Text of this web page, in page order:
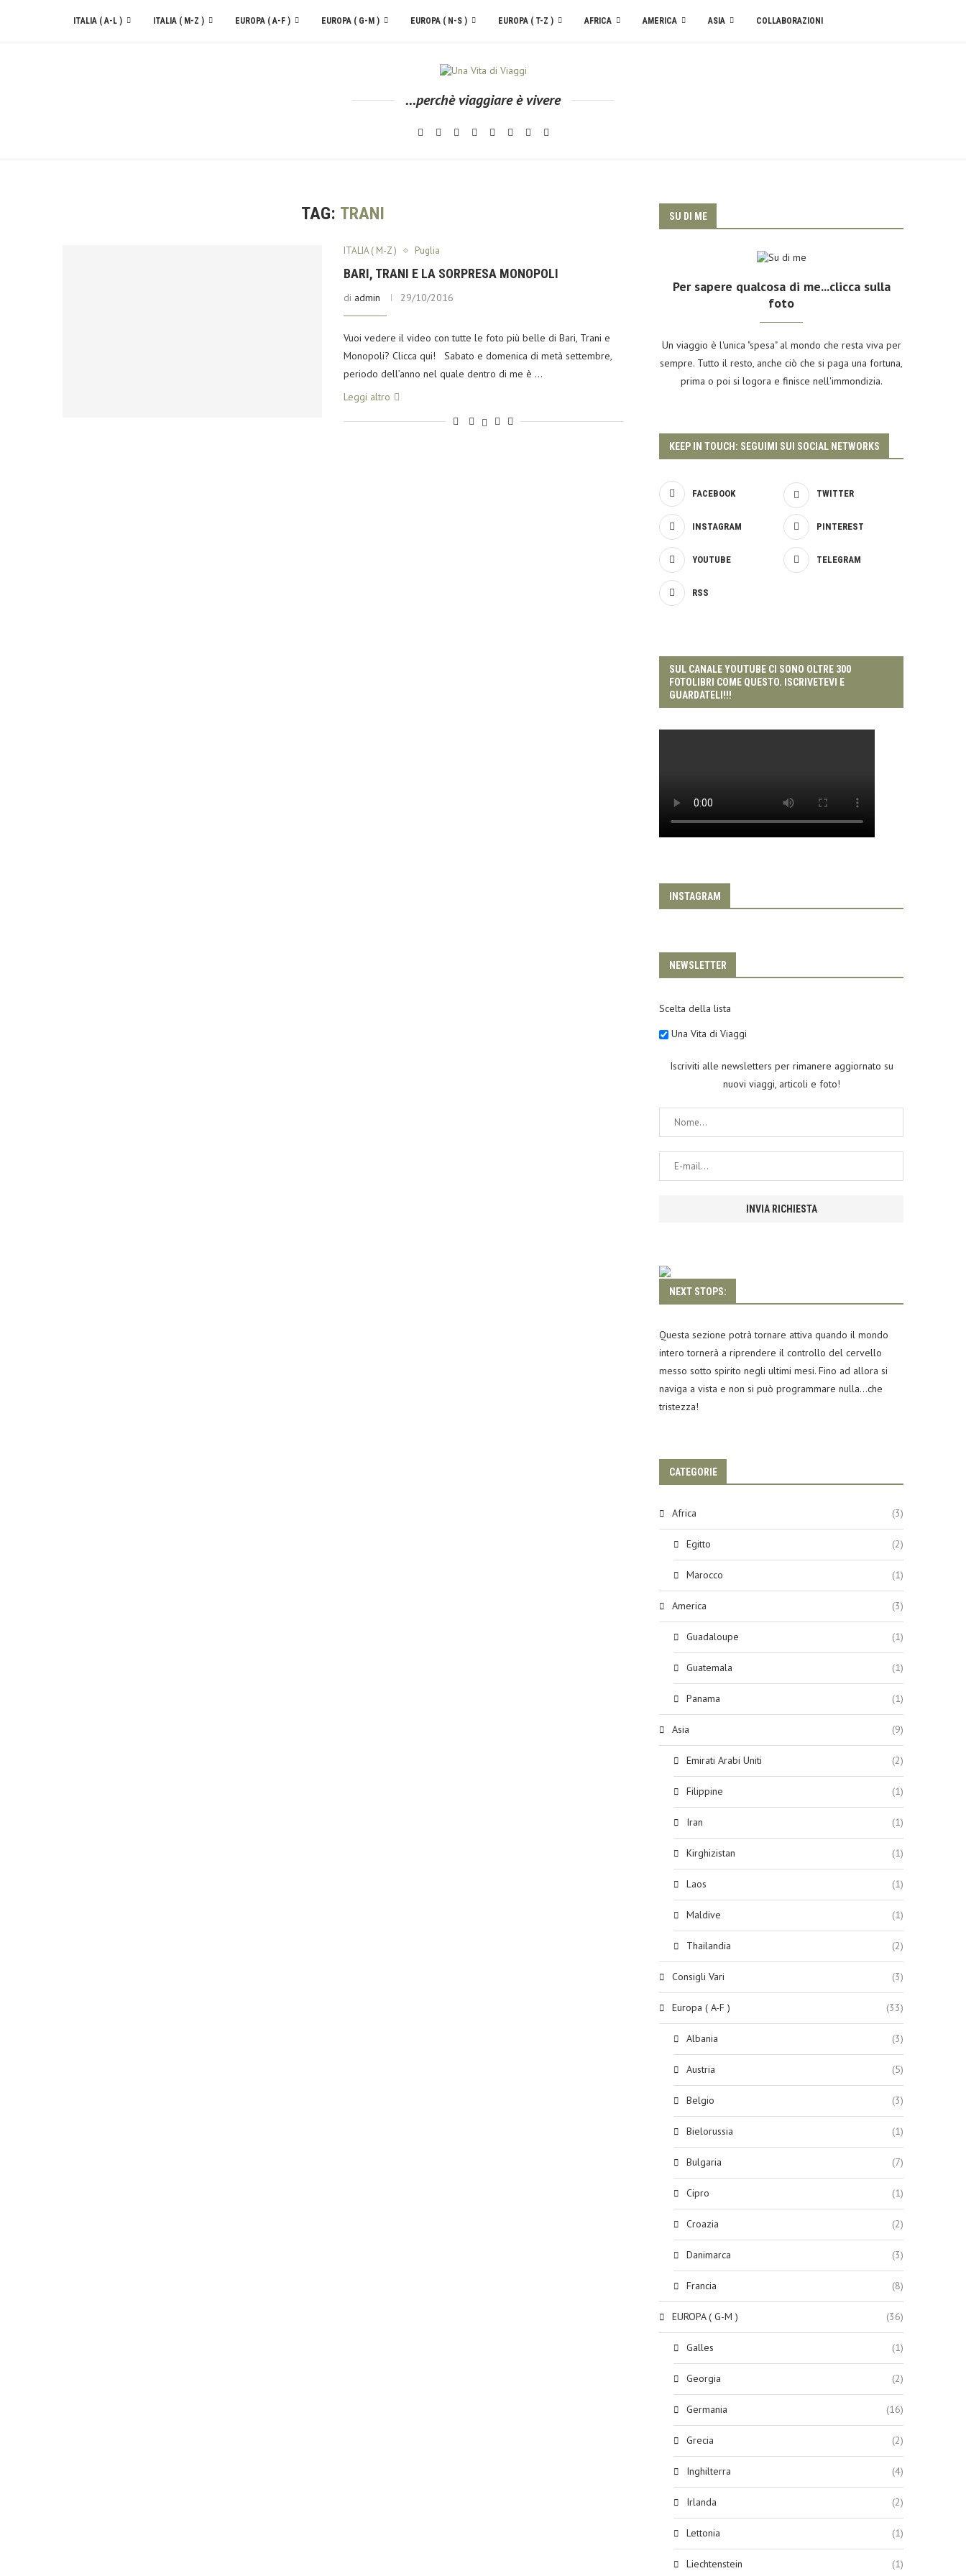
ITALIA ( A-L ) ITALIA ( M-Z ) EUROPA ( A-F ) EUROPA ( G-M ) EUROPA ( N-S ) EUROPA ( T-Z ) AFRICA AMERICA ASIA COLLABORAZIONI
...perchè viaggiare è vivere
TAG: TRANI
ITALIA ( M-Z ) Puglia
BARI, TRANI E LA SORPRESA MONOPOLI
di admin 29/10/2016
Vuoi vedere il video con tutte le foto più belle di Bari, Trani e
Monopoli? Clicca qui! Sabato e domenica di metà settembre,
periodo dell’anno nel quale dentro di me è …
Leggi altro
SU DI ME
Per sapere qualcosa di me...clicca sulla
foto
Un viaggio è l'unica "spesa" al mondo che resta viva per
sempre. Tutto il resto, anche ciò che si paga una fortuna,
prima o poi si logora e finisce nell'immondizia.
KEEP IN TOUCH: SEGUIMI SUI SOCIAL NETWORKS
FACEBOOK TWITTER
INSTAGRAM PINTEREST
YOUTUBE TELEGRAM
RSS
SUL CANALE YOUTUBE CI SONO OLTRE 300
FOTOLIBRI COME QUESTO. ISCRIVETEVI E
GUARDATELI!!!
INSTAGRAM
NEWSLETTER
Scelta della lista
Una Vita di Viaggi
Iscriviti alle newsletters per rimanere aggiornato su
nuovi viaggi, articoli e foto!
NEXT STOPS:
Questa sezione potrà tornare attiva quando il mondo
intero tornerà a riprendere il controllo del cervello
messo sotto spirito negli ultimi mesi. Fino ad allora si
naviga a vista e non si può programmare nulla…che
tristezza!
CATEGORIE
Africa (3)
Egitto (2)
Marocco (1)
America (3)
Guadaloupe (1)
Guatemala (1)
Panama (1)
Asia (9)
Emirati Arabi Uniti (2)
Filippine (1)
Iran (1)
Kirghizistan (1)
Laos (1)
Maldive (1)
Thailandia (2)
Consigli Vari (3)
Europa ( A-F ) (33)
Albania (3)
Austria (5)
Belgio (3)
Bielorussia (1)
Bulgaria (7)
Cipro (1)
Croazia (2)
Danimarca (3)
Francia (8)
EUROPA ( G-M ) (36)
Galles (1)
Georgia (2)
Germania (16)
Grecia (2)
Inghilterra (4)
Irlanda (2)
Lettonia (1)
Liechtenstein (1)